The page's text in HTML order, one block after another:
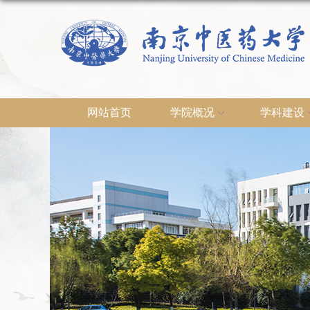
网站首页 学院概况 学科建设